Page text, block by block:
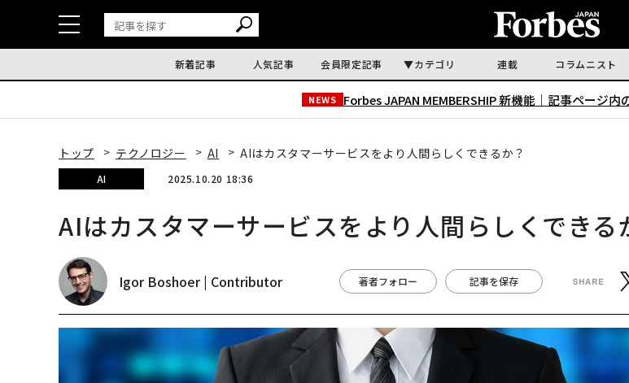
新着記事 人気記事 会員限定記事 カテゴリ 連載 コラムニスト
NEWS Forbes JAPAN MEMBERSHIP 新機能｜ 記事ページ内
トップ テクノロジー AI AIはカスタマーサービスをより人間らしくできるか？
AI 2025.10.20 18:36
AIはカスタマーサービスをより人間らしくできる
Igor Boshoer | Contributor 著者フォロー 記事を保存